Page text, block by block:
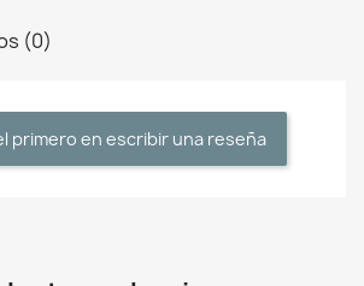
(0)
primero en escribir una reseña